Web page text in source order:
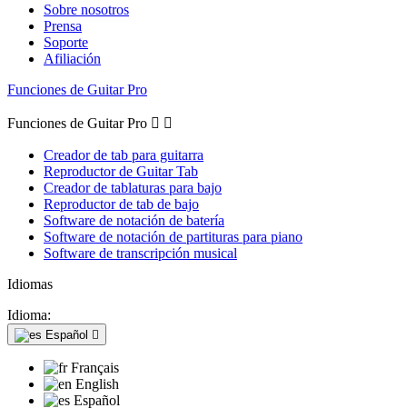
Sobre nosotros
Prensa
Soporte
Afiliación
Funciones de Guitar Pro
Funciones de Guitar Pro  
Creador de tab para guitarra
Reproductor de Guitar Tab
Creador de tablaturas para bajo
Reproductor de tab de bajo
Software de notación de batería
Software de notación de partituras para piano
Software de transcripción musical
Idiomas
Idioma:
Español 
Français
English
Español